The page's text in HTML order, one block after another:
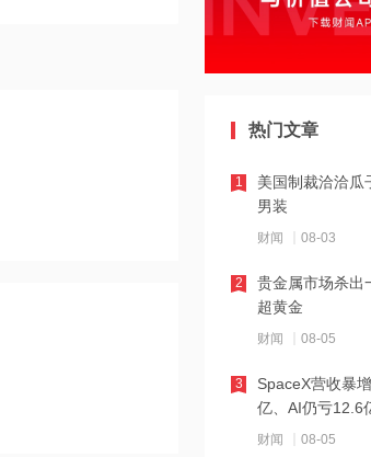
10:10
港股茶饮股拉
DeepSeek计划
10:08
算力租赁市场规
10:07
2026年~2030年
10:07
英伟达预测需求
热门文章
美国制裁洽洽瓜
男装
财闻 08-03
1
贵金属市场杀出
超黄金
财闻 08-05
2
SpaceX营收暴
亿、AI仍亏12.6
曝光
财闻 08-05
3